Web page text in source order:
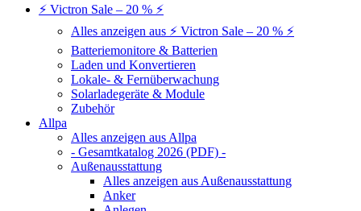
⚡ Victron Sale – 20 % ⚡
Alles anzeigen aus ⚡ Victron Sale – 20 % ⚡
Batteriemonitore & Batterien
Laden und Konvertieren
Lokale- & Fernüberwachung
Solarladegeräte & Module
Zubehör
Allpa
Alles anzeigen aus Allpa
- Gesamtkatalog 2026 (PDF) -
Außenausstattung
Alles anzeigen aus Außenausstattung
Anker